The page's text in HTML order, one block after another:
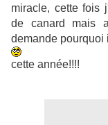
miracle, cette fois
de canard mais
demande pourquoi
cette année!!!!